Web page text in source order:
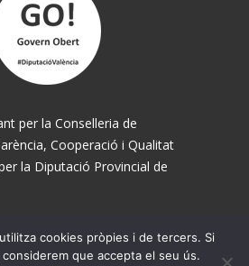
per la Conselleria de
Cooperació i Qualitat
la Diputació Provincial de
2025
cookies pròpies i de tercers. Si
que accepta el seu ús.